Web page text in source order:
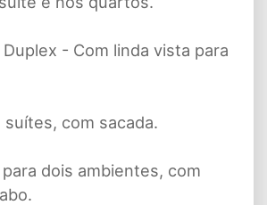
- Com linda vista para
com sacada.
para dois ambientes, com